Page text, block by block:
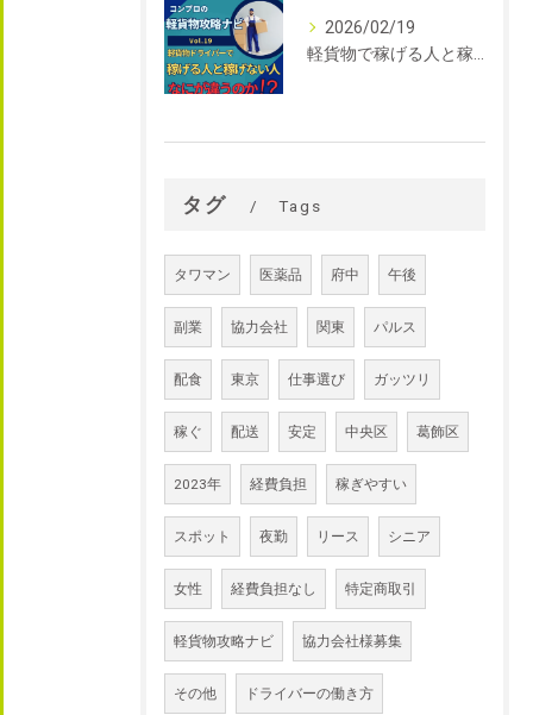
2026/02/19
タグ Tags
タワマン 医薬品 府中 午後
副業 協力会社 関東 パルス
配食 東京 仕事選び ガッツリ
稼ぐ 配送 安定 中央区 葛飾区
2023年 経費負担 稼ぎやすい
スポット 夜勤 リース シニア
女性 経費負担なし 特定商取引
軽貨物攻略ナビ 協力会社様募集
その他 ドライバーの働き方